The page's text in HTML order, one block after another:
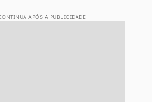
APÓS A PUBLICIDADE